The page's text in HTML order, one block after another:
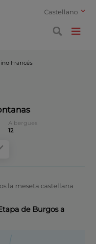
Castellano
Francés
Albergues
12
la meseta castellana
de Burgos a